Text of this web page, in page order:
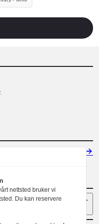
nettsted bruker vi
Du kan reservere